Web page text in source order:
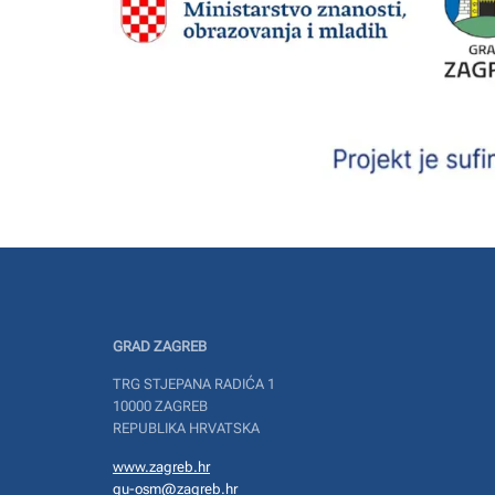
GRAD ZAGREB
TRG STJEPANA RADIĆA 1
10000 ZAGREB
REPUBLIKA HRVATSKA
www.zagreb.hr
gu-osm@zagreb.hr